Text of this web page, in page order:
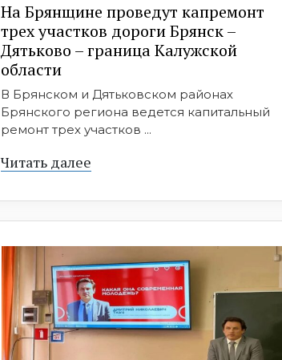
На Брянщине проведут капремонт
трех участков дороги Брянск –
Дятьково – граница Калужской
области
В Брянском и Дятьковском районах
Брянского региона ведется капитальный
ремонт трех участков ...
Читать далее